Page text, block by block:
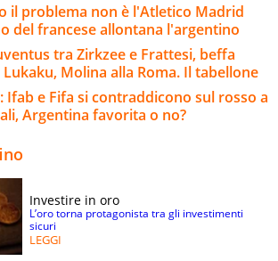
il problema non è l'Atletico Madrid
del francese allontana l'argentino
tra Zirkzee e Frattesi, beffa
Molina alla Roma. Il tabellone
Ifab e Fifa si contraddicono sul rosso a
Argentina favorita o no?
Investire in oro
L’oro torna protagonista tra gli investimenti
sicuri
LEGGI